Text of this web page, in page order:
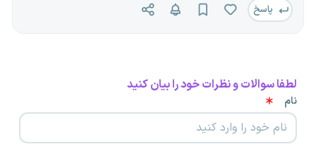
پاسخ
لطفا سوالات و نظرات خود را بیان کنید
نام